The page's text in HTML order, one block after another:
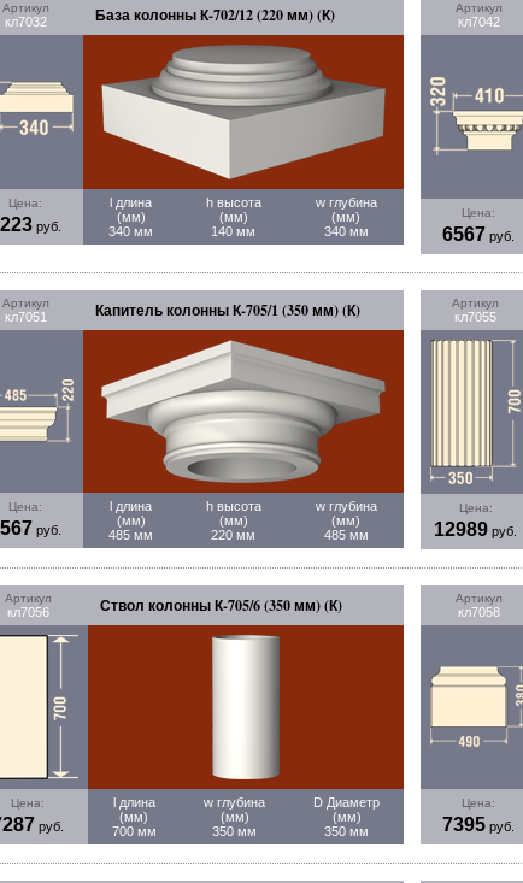
Артикул
кл7032 База колонны К-702/12 (220 мм) (К)
Цена:
руб.
l длина
(мм)
340 мм
h высота
(мм)
140 мм
w глубина
(мм)
340 мм
Артикул
кл7042
Цена:
6567 руб.
Артикул
кл7051 Капитель колонны К-705/1 (350 мм) (К)
Цена:
руб.
l длина
(мм)
485 мм
h высота
(мм)
220 мм
w глубина
(мм)
485 мм
Артикул
кл7055
Цена:
12989 руб.
Артикул
кл7056 Ствол колонны К-705/6 (350 мм) (К)
Цена:
руб.
l длина
(мм)
700 мм
w глубина
(мм)
350 мм
D Диаметр
(мм)
350 мм
Артикул
кл7058
Цена:
7395 руб.